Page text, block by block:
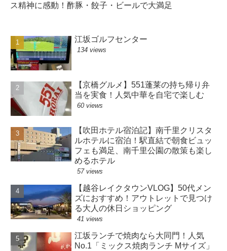
ス精神に感動！酢豚・餃子・ビールで大満足
江坂ゴルフセンター
134 views
【京橋グルメ】551蓬莱の持ち帰り弁
当を実食！人気中華を自宅で楽しむ
60 views
【吹田ホテル宿泊記】南千里クリスタ
ルホテルに宿泊！駅直結で朝食ビュッ
フェも満足、南千里公園の散策も楽し
めるホテル
57 views
【越谷レイクタウンVLOG】50代メン
ズにおすすめ！アウトレットで見つけ
る大人の休日ショッピング
41 views
江坂ランチで焼肉なら大同門！人気
No.1「ミックス焼肉ランチ Mサイズ」